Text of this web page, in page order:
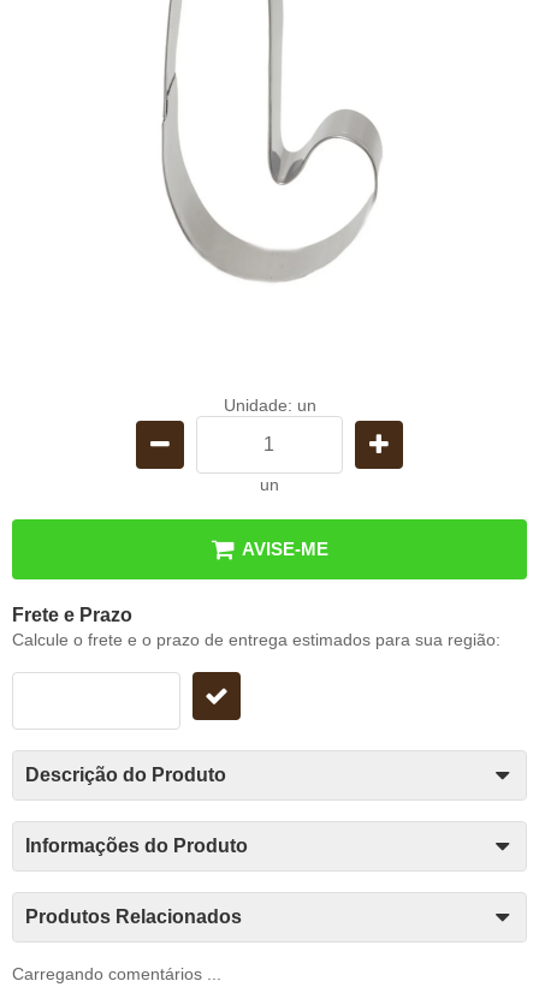
Unidade: un
un
AVISE-ME
Frete e Prazo
Calcule o frete e o prazo de entrega estimados para sua região:
Descrição do Produto
Informações do Produto
Produtos Relacionados
Carregando comentários ...